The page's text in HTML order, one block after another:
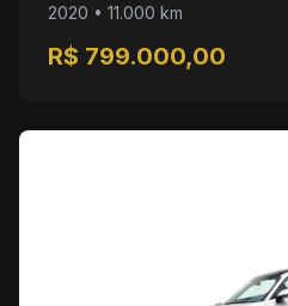
2020 • 11.000 km
R$ 799.000,00